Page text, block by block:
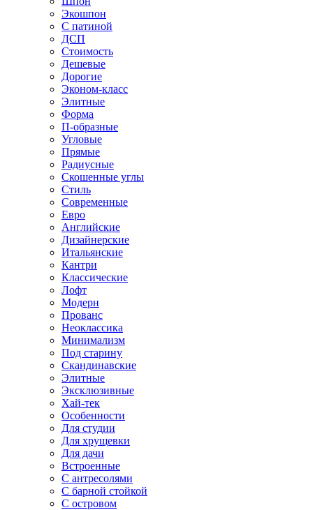
Экошпон
С патиной
ДСП
Стоимость
Дешевые
Дорогие
Эконом-класс
Элитные
Форма
П-образные
Угловые
Прямые
Радиусные
Скошенные углы
Стиль
Современные
Евро
Английские
Дизайнерские
Итальянские
Кантри
Классические
Лофт
Модерн
Прованс
Неоклассика
Минимализм
Под старину
Скандинавские
Элитные
Эксклюзивные
Хай-тек
Особенности
Для студии
Для хрущевки
Для дачи
Встроенные
С антресолями
С барной стойкой
С островом